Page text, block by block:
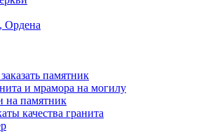
Ордена
памятник
и мрамора на могилу
на памятник
качества гранита